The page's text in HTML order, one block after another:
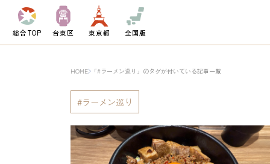
総合TOP 台東区 東京都 全国版
HOME 「#ラーメン巡り」のタグが付いている記事一覧
ラーメン巡り